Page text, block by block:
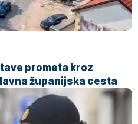
prometa kroz
županijska cesta